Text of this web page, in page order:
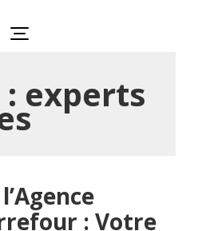
experts
: Votre